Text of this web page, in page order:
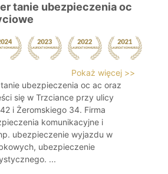
tanie ubezpieczenia oc
Pokaż więcej >>
ubezpieczenia oc ac oraz
się w Trzciance przy ulicy
i Żeromskiego 34. Firma
komunikacyjne i
ubezpieczenie wyjazdu w
ubezpieczenie
...